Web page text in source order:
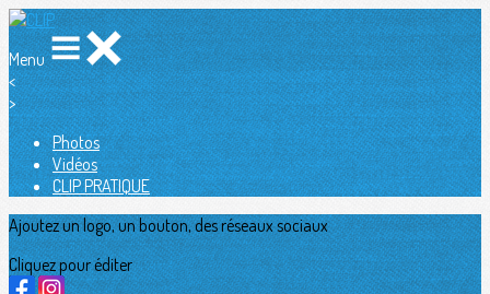
Menu
<
>
Photos
Vidéos
CLIP PRATIQUE
Ajoutez un logo, un bouton, des réseaux sociaux
Cliquez pour éditer